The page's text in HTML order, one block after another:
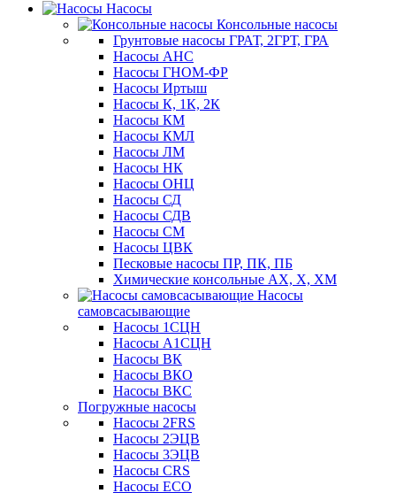
Насосы
Консольные насосы
Грунтовые насосы ГРАТ, 2ГРТ, ГРА
Насосы АНС
Насосы ГНОМ-ФР
Насосы Иртыш
Насосы К, 1К, 2К
Насосы КМ
Насосы КМЛ
Насосы ЛМ
Насосы НК
Насосы ОНЦ
Насосы СД
Насосы СДВ
Насосы СМ
Насосы ЦВК
Песковые насосы ПР, ПК, ПБ
Химические консольные АХ, Х, ХМ
Насосы
самовсасывающие
Насосы 1СЦН
Насосы А1СЦН
Насосы ВК
Насосы ВКО
Насосы ВКС
Погружные насосы
Насосы 2FRS
Насосы 2ЭЦВ
Насосы 3ЭЦВ
Насосы CRS
Насосы ECO